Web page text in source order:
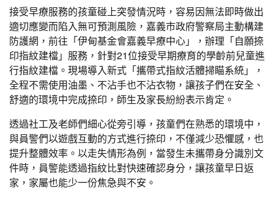
接受早療服務的孩童碰上突發情況時，容易因無法即時做出
適切應變而陷入無可預測風險，嘉義市政府警察局主動構建
防護網，前往「伊甸基金會嘉義早療中心」，辦理「自願捺
印指紋建檔」服務，針對21位接受早期療育的學齡前兒童進
行指紋建檔。現場導入新式「攜帶式指紋活體掃瞄系統」，
全程不需使用油墨、不沾手也不沾衣物，讓孩子們在安全、
舒適的環境中完成捺印，師生及家長紛紛表示肯定。
透過社工及老師們細心從旁引導，孩童們在熟悉的環境中，
與員警們以遊戲互動的方式進行捺印，不僅減少恐懼感，也
提升整體效率。以走失情形為例，當發生未攜帶身分識別文
件時，員警能透過指紋比對快速確認身分，讓孩童早日返
家，家屬也能少一份焦急與不安。